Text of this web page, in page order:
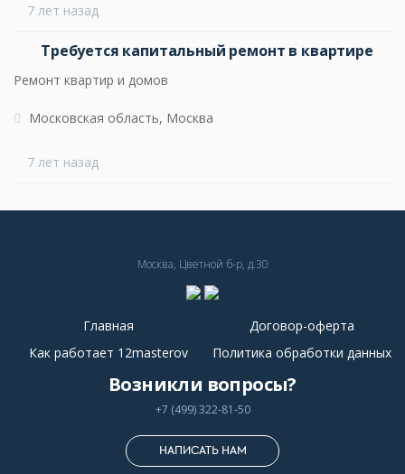
7 лет назад
Требуется капитальный ремонт в квартире
Ремонт квартир и домов
7 лет назад
Московская область, Москва
Москва, Цветной б-р, д.30
Главная
Договор-оферта
Как работает 12masterov
Политика обработки данных
Возникли вопросы?
+7 (499) 322-81-50
НАПИСАТЬ НАМ